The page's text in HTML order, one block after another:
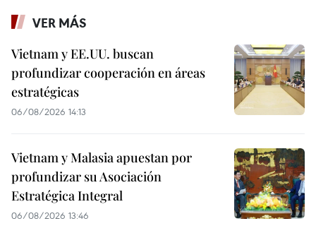
VER MÁS
Vietnam y EE.UU. buscan
profundizar cooperación en áreas
estratégicas
06/08/2026 14:13
Vietnam y Malasia apuestan por
profundizar su Asociación
Estratégica Integral
06/08/2026 13:46